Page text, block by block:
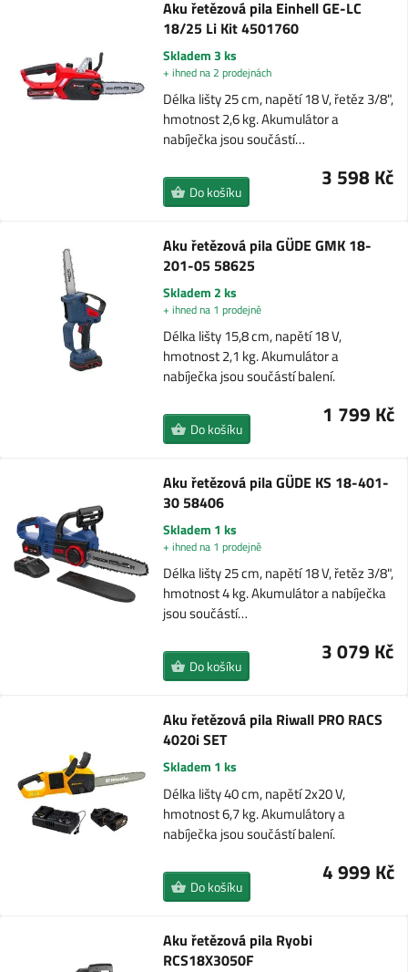
Aku řetězová pila Einhell GE-LC
18/25 Li Kit 4501760
Skladem 3 ks
+ ihned na 2 prodejnách
Délka lišty 25 cm, napětí 18 V, řetěz 3/8",
hmotnost 2,6 kg. Akumulátor a
nabíječka jsou součástí…
3 598 Kč
Do košíku
Aku řetězová pila GÜDE GMK 18-
201-05 58625
Skladem 2 ks
+ ihned na 1 prodejně
Délka lišty 15,8 cm, napětí 18 V,
hmotnost 2,1 kg. Akumulátor a
nabíječka jsou součástí balení.
1 799 Kč
Do košíku
Aku řetězová pila GÜDE KS 18-401-
30 58406
Skladem 1 ks
+ ihned na 1 prodejně
Délka lišty 25 cm, napětí 18 V, řetěz 3/8",
hmotnost 4 kg. Akumulátor a nabíječka
jsou součástí…
3 079 Kč
Do košíku
Aku řetězová pila Riwall PRO RACS
4020i SET
Skladem 1 ks
Délka lišty 40 cm, napětí 2x20 V,
hmotnost 6,7 kg. Akumulátory a
nabíječka jsou součástí balení.
4 999 Kč
Do košíku
Aku řetězová pila Ryobi
RCS18X3050F